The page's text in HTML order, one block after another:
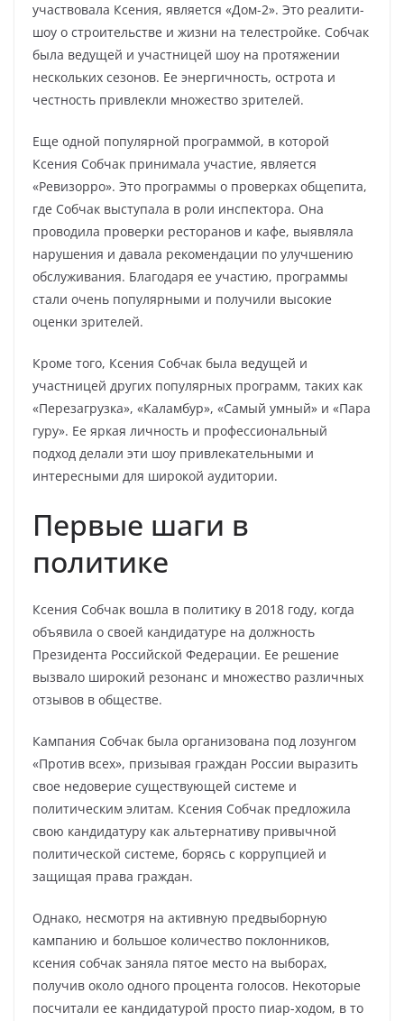
участвовала Ксения, является «Дом-2». Это реалити-
шоу о строительстве и жизни на телестройке. Собчак
была ведущей и участницей шоу на протяжении
нескольких сезонов. Ее энергичность, острота и
честность привлекли множество зрителей.
Еще одной популярной программой, в которой
Ксения Собчак принимала участие, является
«Ревизорро». Это программы о проверках общепита,
где Собчак выступала в роли инспектора. Она
проводила проверки ресторанов и кафе, выявляла
нарушения и давала рекомендации по улучшению
обслуживания. Благодаря ее участию, программы
стали очень популярными и получили высокие
оценки зрителей.
Кроме того, Ксения Собчак была ведущей и
участницей других популярных программ, таких как
«Перезагрузка», «Каламбур», «Самый умный» и «Пара
гуру». Ее яркая личность и профессиональный
подход делали эти шоу привлекательными и
интересными для широкой аудитории.
Первые шаги в
политике
Ксения Собчак вошла в политику в 2018 году, когда
объявила о своей кандидатуре на должность
Президента Российской Федерации. Ее решение
вызвало широкий резонанс и множество различных
отзывов в обществе.
Кампания Собчак была организована под лозунгом
«Против всех», призывая граждан России выразить
свое недоверие существующей системе и
политическим элитам. Ксения Собчак предложила
свою кандидатуру как альтернативу привычной
политической системе, борясь с коррупцией и
защищая права граждан.
Однако, несмотря на активную предвыборную
кампанию и большое количество поклонников,
ксения собчак заняла пятое место на выборах,
получив около одного процента голосов. Некоторые
посчитали ее кандидатурой просто пиар-ходом, в то